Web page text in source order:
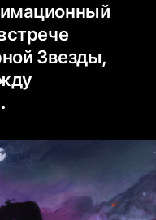
Звезды,